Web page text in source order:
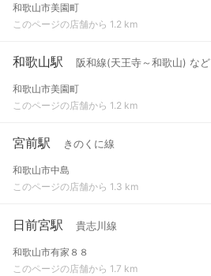
和歌山市美園町
このページの店舗から 1.2 km
和歌山駅 阪和線(天王寺～和歌山) など
和歌山市美園町
このページの店舗から 1.2 km
宮前駅 きのくに線
和歌山市中島
このページの店舗から 1.3 km
日前宮駅 貴志川線
和歌山市有家８８
このページの店舗から 1.7 km